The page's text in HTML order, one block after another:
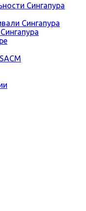
Сингапура
Сингапура